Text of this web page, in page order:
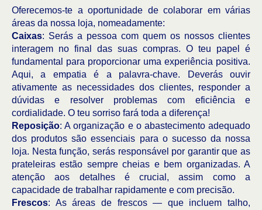
Oferecemos-te a oportunidade de colaborar em várias
áreas da nossa loja, nomeadamente:
Caixas: Serás a pessoa com quem os nossos clientes
interagem no final das suas compras. O teu papel é
fundamental para proporcionar uma experiência positiva.
Aqui, a empatia é a palavra-chave. Deverás ouvir
ativamente as necessidades dos clientes, responder a
dúvidas e resolver problemas com eficiência e
cordialidade. O teu sorriso fará toda a diferença!
Reposição: A organização e o abastecimento adequado
dos produtos são essenciais para o sucesso da nossa
loja. Nesta função, serás responsável por garantir que as
prateleiras estão sempre cheias e bem organizadas. A
atenção aos detalhes é crucial, assim como a
capacidade de trabalhar rapidamente e com precisão.
Frescos: As áreas de frescos — que incluem talho,